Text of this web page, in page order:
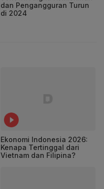
dan Pengangguran Turun
di 2024
Ekonomi Indonesia 2026:
Kenapa Tertinggal dari
Vietnam dan Filipina?